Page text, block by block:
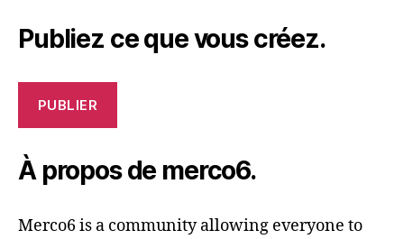
Publiez ce que vous créez.
PUBLIER
À propos de merco6.
Merco6 is a community allowing everyone to